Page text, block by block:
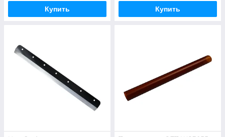
Купить Купить